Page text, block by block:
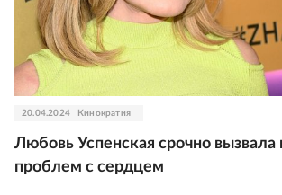
20.04.2024 Кинократия
Любовь Успенская срочно вызвала
проблем с сердцем